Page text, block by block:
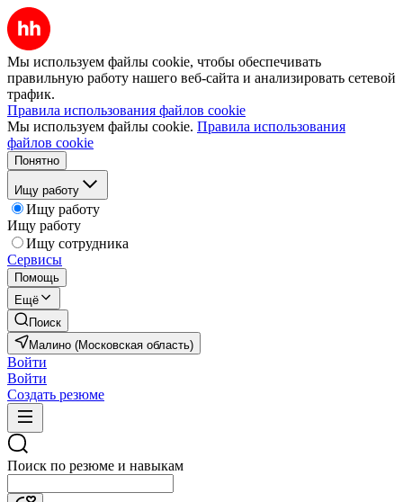
Мы используем файлы cookie, чтобы обеспечивать
правильную работу нашего веб-сайта и анализировать сетевой
трафик.
Правила использования файлов cookie
Мы используем файлы cookie. Правила использования
файлов cookie
Понятно
Ищу работу
Ищу работу
Ищу работу
Ищу сотрудника
Сервисы
Помощь
Ещё
Поиск
Малино (Московская область)
Войти
Войти
Создать резюме
Поиск по резюме и навыкам